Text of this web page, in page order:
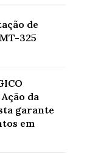
de
325
Ação da
garante
em